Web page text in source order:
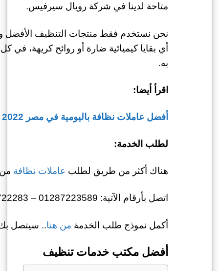
متاحة لدينا في شركة رويال سيرفيس.
نحن نستخدم فقط منتجات التنظيف الأفضل
أي بقايا كيميائية ضارة أو روائح كريهة، في
به.
اقرأ أيضا:
أفضل عاملات نظافة باليومية في مصر 2022
لطلب الخدمة:
هناك أكثر من طريق لطلب عاملات نظافة
اتصل بأرقام الآتية: 01287223589 – 01022722283
أكمل نموذج طلب الخدمة من هنا.. سيتصل بك
أفضل مكتب خدمات تنظيف